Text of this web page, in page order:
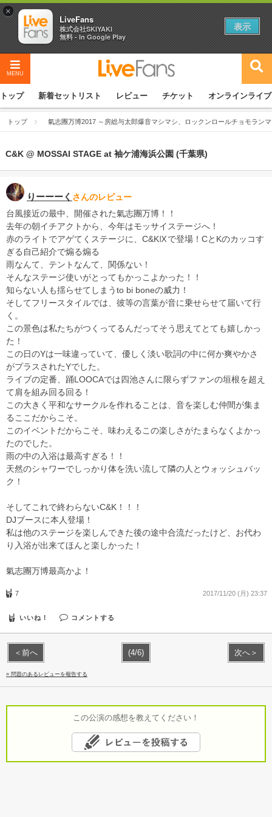
MENU
トップ 新着セットリスト レビュー チケット オンラインライブ
トップ 氣志團万博2017 ～房総与太郎爆音マシマシ、ロックンロールチョモラン
C&K @ MOSSAI STAGE at 袖ケ浦海浜公園 (千葉県)
りーーーく さんのレビュー
台風接近の最中、開催された氣志團万博！！
去年の朝イチアクトから、今年はモッサイステージへ！
赤のライトでアゲてくステージに、C&KⅨで登場！CとKのカッコす
ぎる自己紹介で煽る煽る
雨なんて、テントなんて、関係ない！
そんなステージ使いがとってもかっこよかった！！
知らない人も揺らせてしまうto bi boneの威力！
そしてフリースタイルでは、彼等の言葉が音に乗せらせて届いて行
く。
この景色は私たちがつくってるんだってそう思えてとても嬉しかっ
た！
この日のYは一味違っていて、優しく淡い歌詞の中に何か爽やかさ
がプラスされたYでした。
ライブの定番、踊LOOCAでは四池さんに限らずファンの垣根を超え
て肩を組み回る回る！
この大きく平和なサークルを作れることは、音を楽しむ仲間が集ま
るここだからこそ。
このイベントだからこそ、味わえるこの楽しさがたまらなくよかっ
たのでした。
雨の中の入浴は最高すぎる！！
天然のシャワーでしっかり体を洗い流して隣の人とウォッシュバッ
ク！
そしてこれで終わらないC&K！！！
DJブースに本人登場！
私は他のステージを楽しんできた後の途中合流だったけど、お代わ
り入浴が出来てほんと楽しかった！
氣志團万博最高かよ！
7 2017/11/20 (月) 23:37
いいね！ コメントする
＜前へ (4/6) 次へ＞
» 問題のあるレビューを報告する
この公演の感想を教えてください！
×
LiveFans
株式会社SKIYAKI
無料 - In Google Play
表示